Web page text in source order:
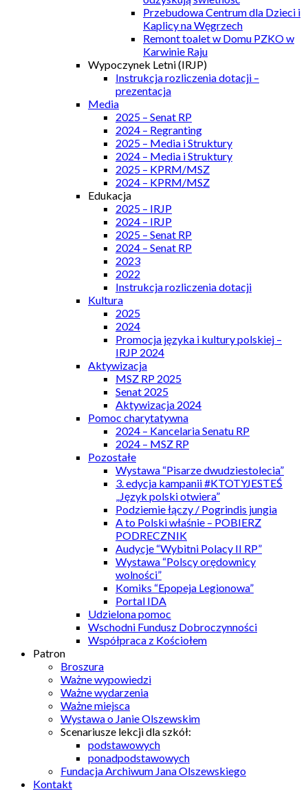
Przebudowa Centrum dla Dzieci i
Kaplicy na Węgrzech
Remont toalet w Domu PZKO w
Karwinie Raju
Wypoczynek Letni (IRJP)
Instrukcja rozliczenia dotacji –
prezentacja
Media
2025 – Senat RP
2024 – Regranting
2025 – Media i Struktury
2024 – Media i Struktury
2025 – KPRM/MSZ
2024 – KPRM/MSZ
Edukacja
2025 – IRJP
2024 – IRJP
2025 – Senat RP
2024 – Senat RP
2023
2022
Instrukcja rozliczenia dotacji
Kultura
2025
2024
Promocja języka i kultury polskiej –
IRJP 2024
Aktywizacja
MSZ RP 2025
Senat 2025
Aktywizacja 2024
Pomoc charytatywna
2024 – Kancelaria Senatu RP
2024 – MSZ RP
Pozostałe
Wystawa “Pisarze dwudziestolecia”
3. edycja kampanii #KTOTYJESTEŚ
„Język polski otwiera”
Podziemie łączy / Pogrindis jungia
A to Polski właśnie – POBIERZ
PODRECZNIK
Audycje “Wybitni Polacy II RP”
Wystawa “Polscy orędownicy
wolności”
Komiks “Epopeja Legionowa”
Portal IDA
Udzielona pomoc
Wschodni Fundusz Dobroczynności
Współpraca z Kościołem
Patron
Broszura
Ważne wypowiedzi
Ważne wydarzenia
Ważne miejsca
Wystawa o Janie Olszewskim
Scenariusze lekcji dla szkół:
podstawowych
ponadpodstawowych
Fundacja Archiwum Jana Olszewskiego
Kontakt